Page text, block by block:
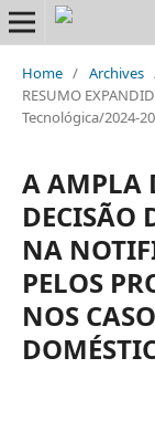
Home / Archives
RESUMO
Tecnológica/2024-
A AMPLA
DECISÃO
NA
PELOS
NOS